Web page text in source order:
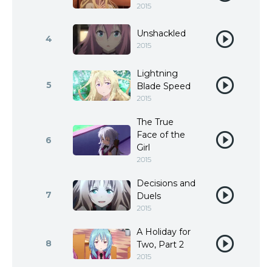
2015
4 Unshackled
2015
5
Lightning
Blade Speed
2015
6
The True
Face of the
Girl
2015
7
Decisions and
Duels
2015
8
A Holiday for
Two, Part 2
2015